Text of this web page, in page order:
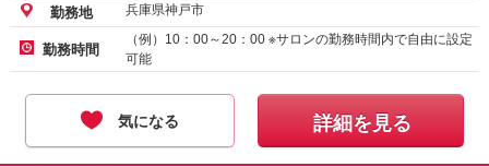
勤務地 兵庫県神戸市
勤務時間
（例）10：00～20：00 ※サロンの勤務時間内で自由に設定
可能
気になる 詳細を見る